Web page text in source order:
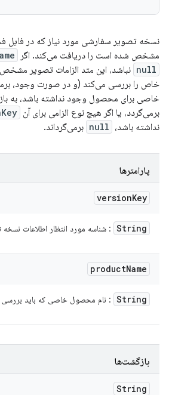
نسخه تصویر سفارشی مورد نیاز که در فایل
مشخص شده است را دریافت می‌کند. اگر
null نباشد، این متد الزامات تصویر
خاص را بررسی می‌کند (و در صورت وجود،
خاصی برای محصول وجود نداشته باشد، به
برمی‌گردد، یا اگر هیچ نوع الزامی برای آن
نداشته باشد، null برمی‌گرداند.
پارامترها
versionKey
String : شناسه مورد انتظار اطلاعات نسخه
productName
String : نام محصول خاصی که باید
بازگشت‌ها
String